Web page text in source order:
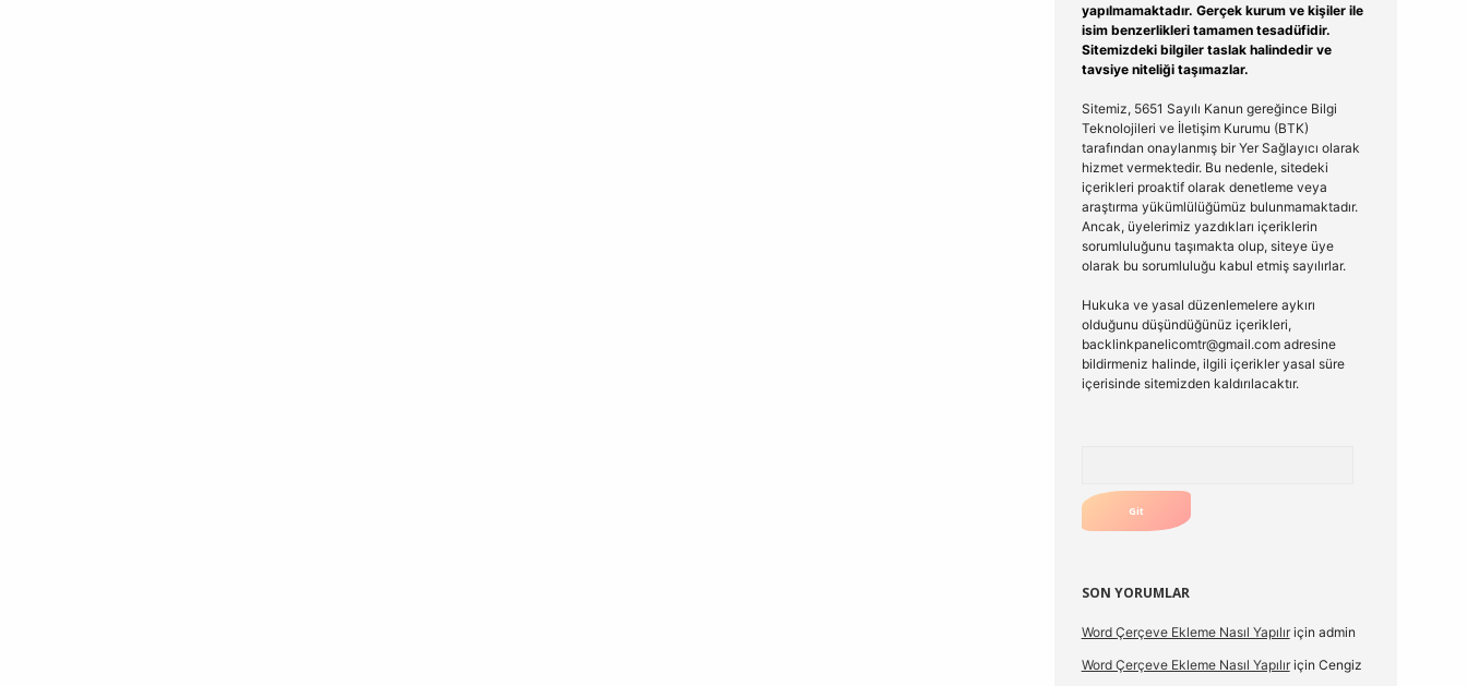
yapılmamaktadır. Gerçek kurum ve kişiler ile
isim benzerlikleri tamamen tesadüfidir.
Sitemizdeki bilgiler taslak halindedir ve
tavsiye niteliği taşımazlar.
Sitemiz, 5651 Sayılı Kanun gereğince Bilgi
Teknolojileri ve İletişim Kurumu (BTK)
tarafından onaylanmış bir Yer Sağlayıcı olarak
hizmet vermektedir. Bu nedenle, sitedeki
içerikleri proaktif olarak denetleme veya
araştırma yükümlülüğümüz bulunmamaktadır.
Ancak, üyelerimiz yazdıkları içeriklerin
sorumluluğunu taşımakta olup, siteye üye
olarak bu sorumluluğu kabul etmiş sayılırlar.
Hukuka ve yasal düzenlemelere aykırı
olduğunu düşündüğünüz içerikleri,
backlinkpanelicomtr@gmail.comadresine
bildirmeniz halinde, ilgili içerikler yasal süre
içerisinde sitemizden kaldırılacaktır.
SON YORUMLAR
Word Çerçeve Ekleme Nasıl Yapılıriçin admin
Word Çerçeve Ekleme Nasıl Yapılıriçin Cengiz